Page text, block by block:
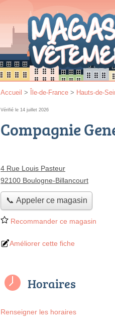
Accueil > Île-de-France > Hauts-de-
Vérifié le 14 juillet 2026
Compagnie
4 Rue Louis Pasteur
92100 Boulogne-Billancourt
📞 Appeler ce magasin
Recommander ce magasin
Améliorer cette fiche
Horaires
Renseigner les horaires